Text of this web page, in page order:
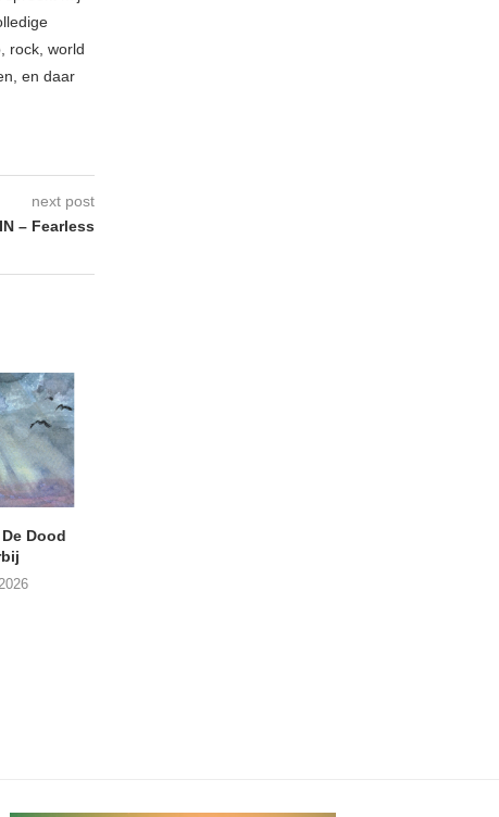
rock, world
en daar
next post
– Fearless
Dood